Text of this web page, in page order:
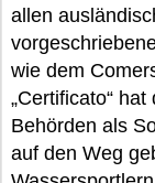
allen
wie dem
„Certificato“
Behörden als
auf den Weg